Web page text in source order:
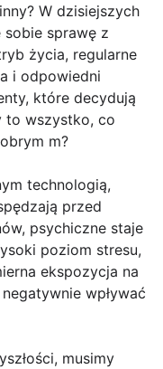
W dzisiejszych
sprawę z
życia, regularne
i odpowiedni
które decydują
to wszystko, co
m?
technologią,
przed
psychiczne staje
poziom stresu,
ekspozycja na
wpływać
musimy